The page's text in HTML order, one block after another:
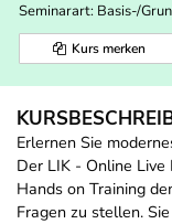
Seminarart: Basis-/
Kurs merken
Erlernen Sie
Der LIK - Online
Hands on Training
Fragen zu stellen.